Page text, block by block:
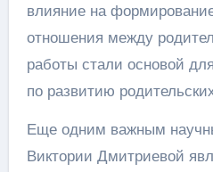
влияние на
отношения между
работы стали основой
по развитию
Еще одним важным
Виктории Дмитриевой